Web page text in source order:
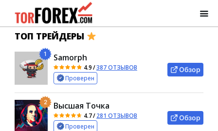
ТОП ТРЕЙДЕРЫ
1 Samorph
4.9/387 ОТЗЫВОВ
Проверен
Обзор
2 Высшая Точка
4.7/281 ОТЗЫВОВ
Проверен
Обзор